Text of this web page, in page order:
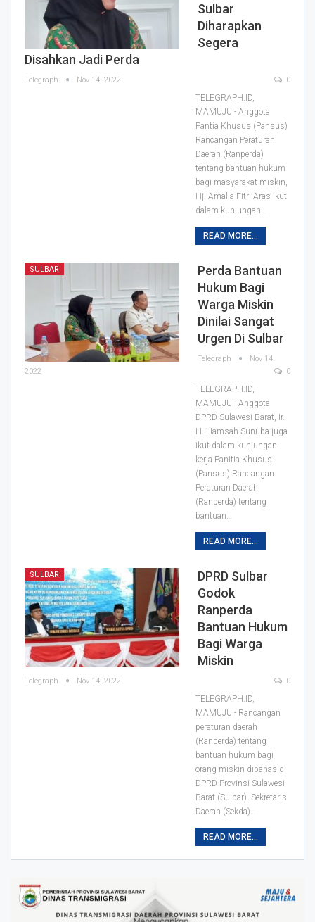
Sulbar
Diharapkan
Segera
Disahkan Jadi Perda
Telegraph Nov 14, 2022 0
TELEGRAPH.ID,
MAMUJU - Anggota
Pantia Khusus (Pansus)
Rancangan Peraturan
Daerah (Ranperda)
tentang bantuan hukum
bagi masyarakat miskin,
Hj. Amalia Fitri Aras ikut
dalam kunjungan…
READ MORE...
SULBAR
Perda Bantuan
Hukum Bagi
Warga Miskin
Dinilai Sangat
Urgen Di Sulbar
Telegraph
Nov 14,
2022
0
TELEGRAPH.ID,
MAMUJU - Anggota
DPRD Sulawesi Barat, Ir.
H. Hamsah Sunuba juga
ikut dalam kunjungan
kerja Panitia Khusus
(Pansus) Rancangan
Peraturan Daerah
(Ranperda) tentang
bantuan…
READ MORE...
SULBAR
DPRD Sulbar
Godok
Ranperda
Bantuan Hukum
Bagi Warga
Miskin
Telegraph Nov 14, 2022 0
TELEGRAPH.ID,
MAMUJU - Rancangan
peraturan daerah
(Ranperda) tentang
bantuan hukum bagi
orang miskin dibahas di
DPRD Provinsi Sulawesi
Barat (Sulbar). Sekretaris
Daerah (Sekda)…
READ MORE...